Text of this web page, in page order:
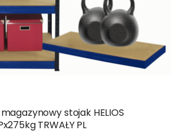
stojak HELIOS
TRWAŁY PL